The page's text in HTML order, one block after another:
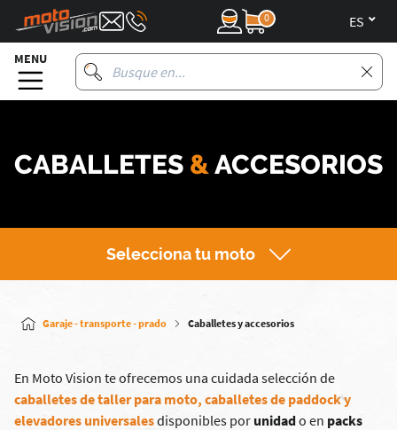
0
MENU
CABALLETES & ACCESORIOS
Selecciona tu moto
Garaje - transporte - prado Caballetes y accesorios
En Moto Vision te ofrecemos una cuidada selección de
caballetes de taller para moto, caballetes de paddock y
elevadores universalesdisponibles por unidado en packs